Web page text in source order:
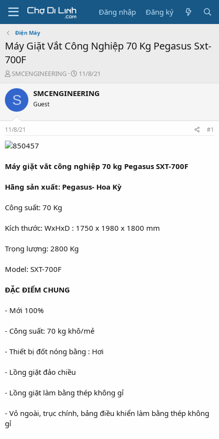
Đăng nhập Đăng ký
Điện Máy
Máy Giặt Vắt Công Nghiệp 70 Kg Pegasus Sxt-
700F
T
r
e
a
s
t
a
e
SMCENGINEERING
N
à
11/8/21
S SMCENGINEERING
Guest
11/8/21 #1
Máy giặt vắt công nghiệp 70 kg Pegasus SXT-700F
Hãng sản xuất: Pegasus- Hoa Kỳ
Công suất: 70 Kg
Kích thước: WxHxD : 1750 x 1980 x 1800 mm
Trọng lượng: 2800 Kg
Model: SXT-700F
ĐẶC ĐIỂM CHUNG
- Mới 100%
- Công suất: 70 kg khô/mẻ
- Thiết bị đốt nóng bằng : Hơi
- Lồng giặt đảo chiều
- Lồng giặt làm bằng thép không gỉ
- Vỏ ngoài, trục chính, bảng điều khiển làm bằng thép không
gỉ